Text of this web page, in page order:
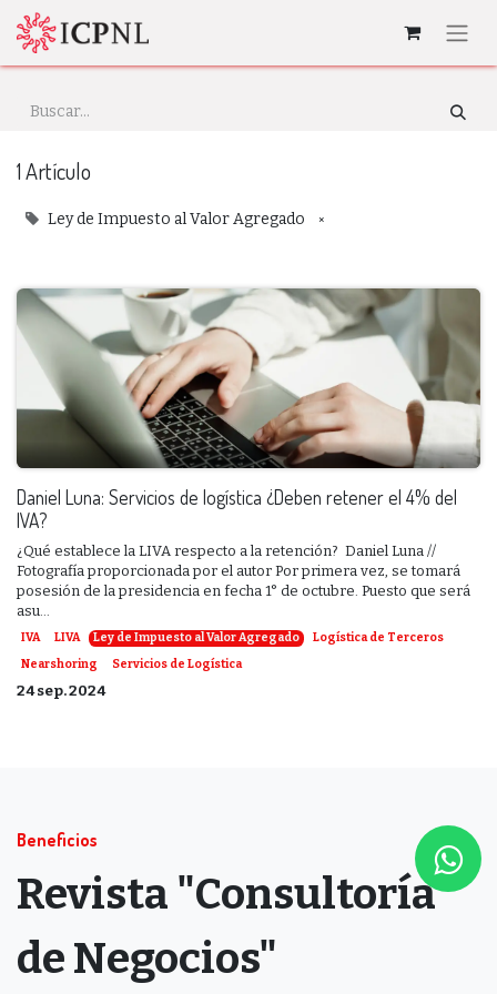
1 Artículo
Ley de Impuesto al Valor Agregado ×
Daniel Luna: Servicios de logística ¿Deben retener el 4% del
IVA?
¿Qué establece la LIVA respecto a la retención? ​ Daniel Luna //
Fotografía proporcionada por el autor Por primera vez, se tomará
posesión de la presidencia en fecha 1° de octubre. Puesto que será
asu...
IVA LIVA Ley de Impuesto al Valor Agregado
Logística de Terceros
Nearshoring
Servicios de Logística
24 sep. 2024
Beneficios
Revista "Consultoría
de Negocios"